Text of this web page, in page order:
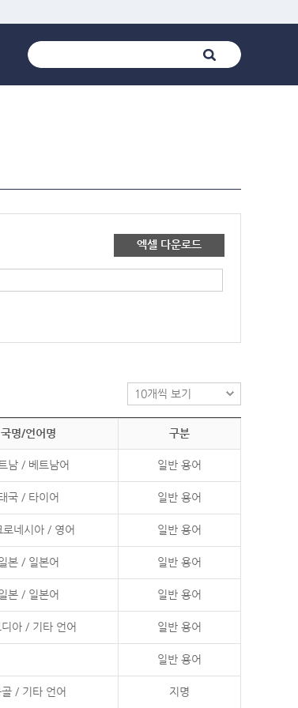
엑셀 다운로드
국명/언어명 구분
베트남 / 베트남어 일반 용어
태국 / 타이어 일반 용어
미크로네시아 / 영어 일반 용어
일본 / 일본어 일반 용어
일본 / 일본어 일반 용어
캄보디아 / 기타 언어 일반 용어
일반 용어
몽골 / 기타 언어 지명